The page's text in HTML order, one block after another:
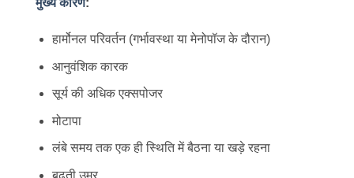
मुख्य कारण:
हार्मोनल परिवर्तन (गर्भावस्था या मेनोपॉज के दौरान)
आनुवंशिक कारक
सूर्य की अधिक एक्सपोजर
मोटापा
लंबे समय तक एक ही स्थिति में बैठना या खड़े रहना
बढ़ती उम्र